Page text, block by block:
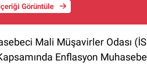
Görüntüle
Mali Müşavirler Odası
Enflasyon